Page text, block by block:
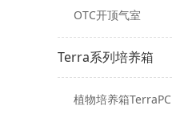
OTC开顶气室
Terra系列培养箱
植物培养箱TerraPC